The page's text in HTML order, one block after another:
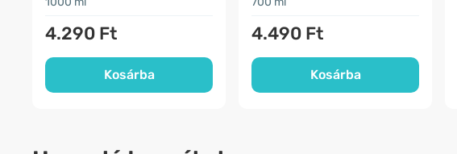
4.290 Ft
Kosárba
4.490 Ft
Kosárba